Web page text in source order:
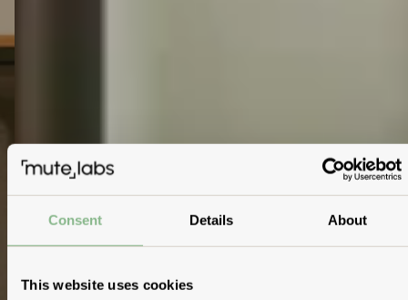
Consent Details About
This website uses cookies